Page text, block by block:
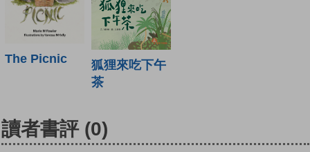
The Picnic
狐狸來吃下午
茶
讀者書評 (0)